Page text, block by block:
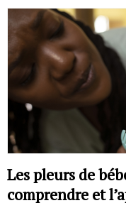
Les pleurs de
comprendre et